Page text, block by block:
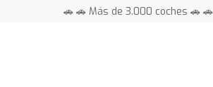
🚗 🚗 Más de 3.000 coches 🚗 🚗